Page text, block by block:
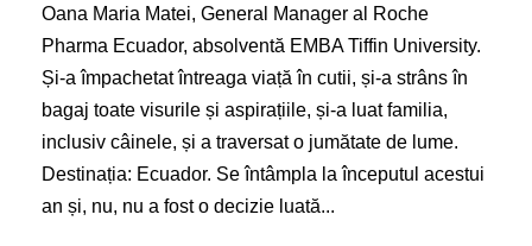
Oana Maria Matei, General Manager al Roche
Pharma Ecuador, absolventă EMBA Tiffin University.
Și-a împachetat întreaga viață în cutii, și-a strâns în
bagaj toate visurile și aspirațiile, și-a luat familia,
inclusiv câinele, și a traversat o jumătate de lume.
Destinația: Ecuador. Se întâmpla la începutul acestui
an și, nu, nu a fost o decizie luată...